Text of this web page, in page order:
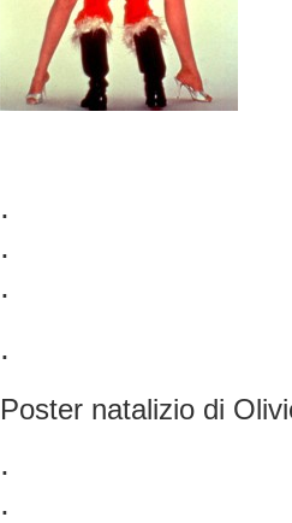
.
.
.
.
Poster natalizio di
.
.